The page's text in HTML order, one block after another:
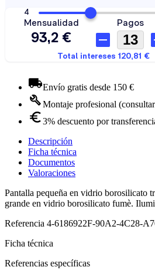
Envío gratis desde 150 €
Montaje profesional
3% descuento por
Descripción
Ficha técnica
Documentos
Valoraciones
Pantalla pequeña en vidrio borosilicato
grande en vidrio borosilicato fumè.
Referencia 4-6186922F-90A2-4C28-
Ficha técnica
Referencias específicas